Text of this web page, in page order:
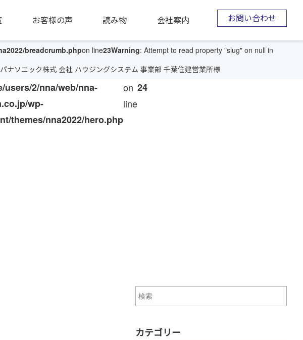
お客様の声 読み物 会社案内 お問い合わせ
breadcrumb.phpon line23Warning: Attempt to read property "slug" on null in
パナソニック株式 会社 ハウジングシステム 事業部 千葉住建営業所様
users/2/nna/web/nna-
wp-
themes/nna2022/hero.php
on
line
24
カテゴリー